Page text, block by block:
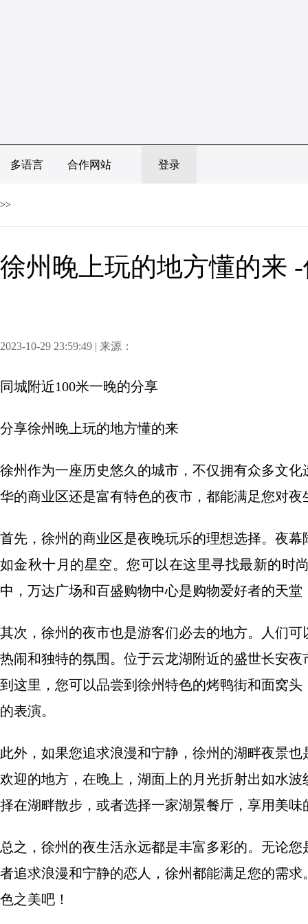
多语言 合作网站 登录
>>
徐州晚上玩的地方懂的来
2023-10-29 23:59:49 | 来源：
同城附近100米一晚的分享
分享徐州晚上玩的地方懂的来
徐州作为一座历史悠久的城市，不仅拥有众多文
华的商业区还是富有特色的夜市，都能满足您对夜
首先，徐州的商业区是夜晚玩乐的理想选择。夜
如金秋十月的星空。您可以在这里寻找最新的时
中，万达广场和百盛购物中心是购物爱好者的天
其次，徐州的夜市也是游客们必去的地方。人们
热闹和独特的氛围。位于云龙湖附近的盛世长安
到这里，您可以品尝到徐州特色的烤鸭街和面窝
的表演。
此外，如果您追求浪漫和宁静，徐州的湖畔夜景
欢迎的地方，在晚上，湖面上的月光折射出如水
择在湖畔散步，或者选择一家湖景餐厅，享用美
总之，徐州的夜生活永远都是丰富多彩的。无论
者追求浪漫和宁静的恋人，徐州都能满足您的需
色之美吧！